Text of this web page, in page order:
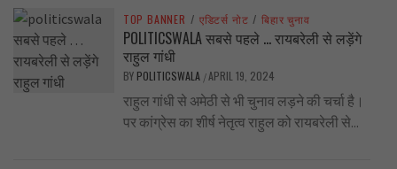
TOP BANNER / एडिटर्स नोट / बिहार चुनाव
POLITICSWALA सबसे पहले … रायबरेली से लड़ेंगे
राहुल गांधी
BY POLITICSWALA /APRIL 19, 2024
राहुल गांधी से अमेठी से भी चुनाव लड़ने की चर्चा है।
पर कांग्रेस का शीर्ष नेतृत्व राहुल को रायबरेली से...